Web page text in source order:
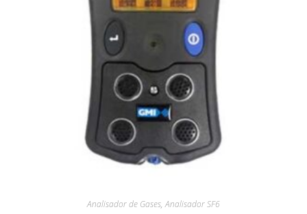
Analisador de Gases,Analisador SF6